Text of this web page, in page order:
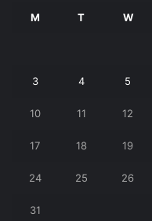
M T W
3 4 5
10 11 12
17 18 19
24 25 26
31